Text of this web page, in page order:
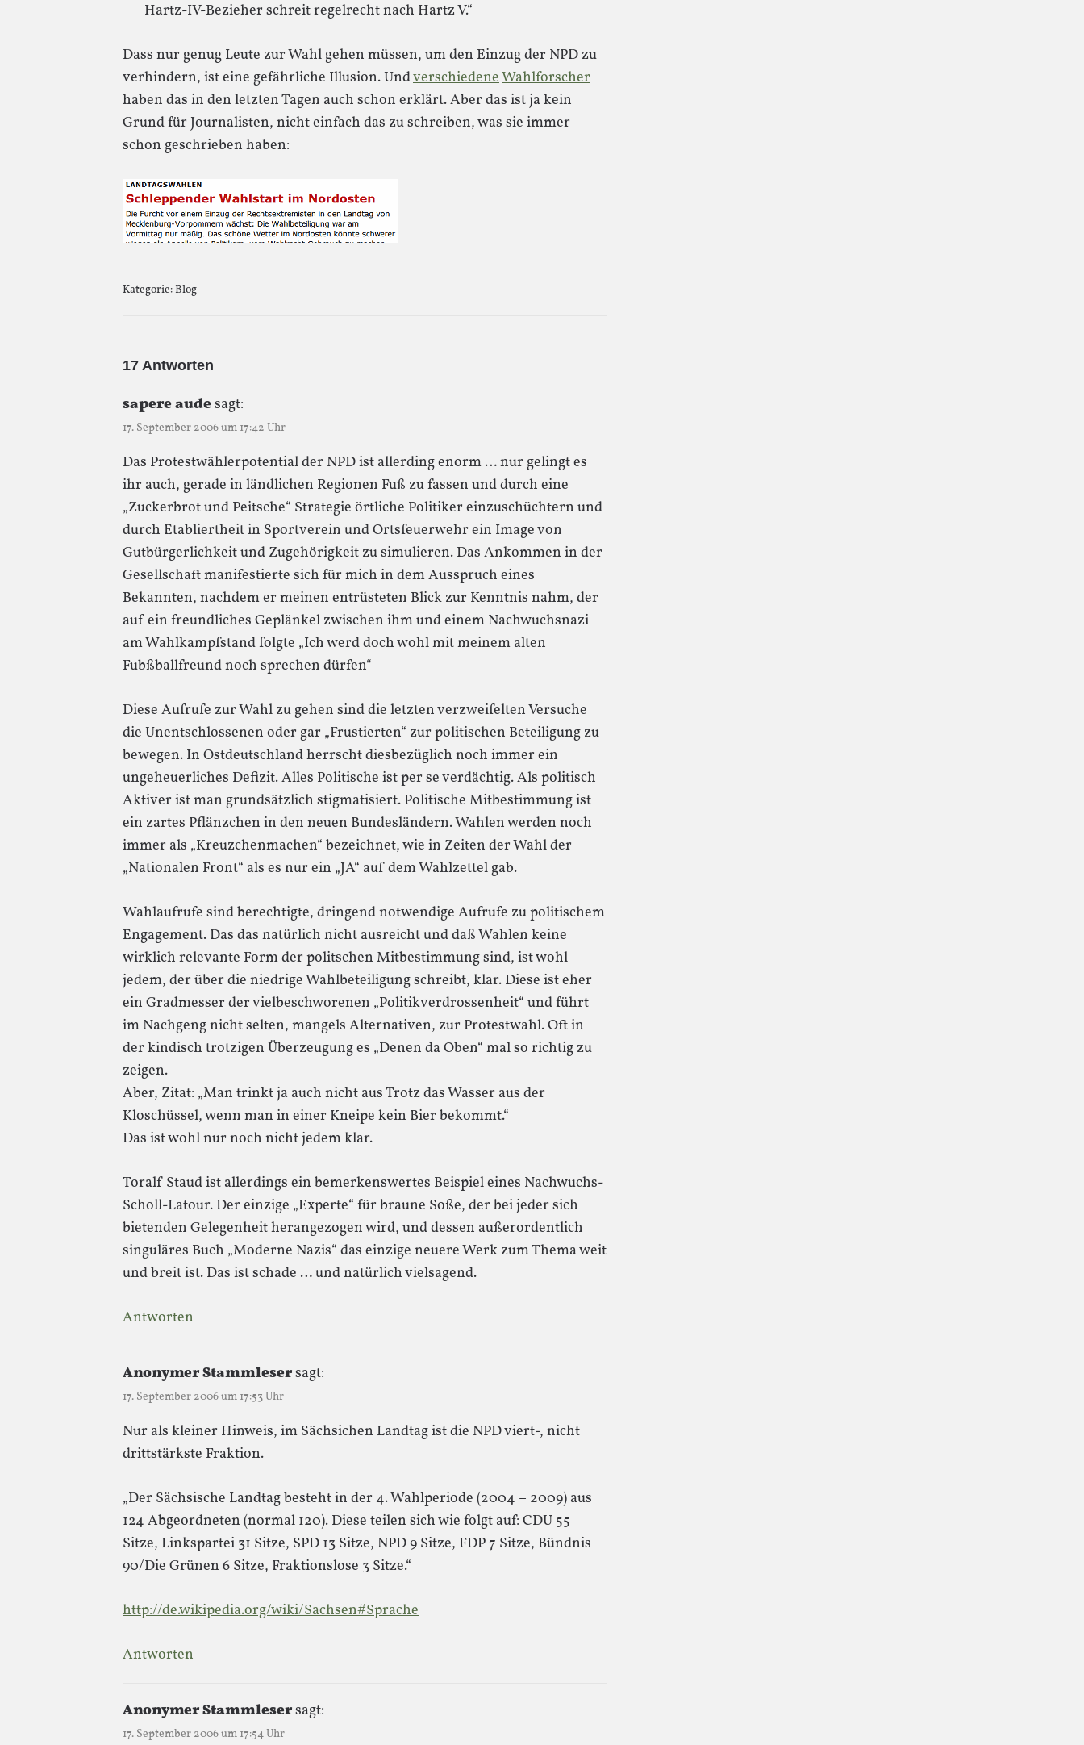
Hartz-IV-Bezieher schreit regelrecht nach Hartz V.“
Dass nur genug Leute zur Wahl gehen müssen, um den Einzug der NPD zu
verhindern, ist eine gefährliche Illusion. UndverschiedeneWahlforscher
haben das in den letzten Tagen auch schon erklärt. Aber das ist ja kein
Grund für Journalisten, nicht einfach das zu schreiben, was sie immer
schon geschrieben haben:
Kategorie:Blog
17 Antworten
sapere audesagt:
17. September 2006 um 17:42 Uhr
Das Protestwählerpotential der NPD ist allerding enorm … nur gelingt es
ihr auch, gerade in ländlichen Regionen Fuß zu fassen und durch eine
„Zuckerbrot und Peitsche“ Strategie örtliche Politiker einzuschüchtern und
durch Etabliertheit in Sportverein und Ortsfeuerwehr ein Image von
Gutbürgerlichkeit und Zugehörigkeit zu simulieren. Das Ankommen in der
Gesellschaft manifestierte sich für mich in dem Ausspruch eines
Bekannten, nachdem er meinen entrüsteten Blick zur Kenntnis nahm, der
auf ein freundliches Geplänkel zwischen ihm und einem Nachwuchsnazi
am Wahlkampfstand folgte „Ich werd doch wohl mit meinem alten
Fubßballfreund noch sprechen dürfen“
Diese Aufrufe zur Wahl zu gehen sind die letzten verzweifelten Versuche
die Unentschlossenen oder gar „Frustierten“ zur politischen Beteiligung zu
bewegen. In Ostdeutschland herrscht diesbezüglich noch immer ein
ungeheuerliches Defizit. Alles Politische ist per se verdächtig. Als politisch
Aktiver ist man grundsätzlich stigmatisiert. Politische Mitbestimmung ist
ein zartes Pflänzchen in den neuen Bundesländern. Wahlen werden noch
immer als „Kreuzchenmachen“ bezeichnet, wie in Zeiten der Wahl der
„Nationalen Front“ als es nur ein „JA“ auf dem Wahlzettel gab.
Wahlaufrufe sind berechtigte, dringend notwendige Aufrufe zu politischem
Engagement. Das das natürlich nicht ausreicht und daß Wahlen keine
wirklich relevante Form der politschen Mitbestimmung sind, ist wohl
jedem, der über die niedrige Wahlbeteiligung schreibt, klar. Diese ist eher
ein Gradmesser der vielbeschworenen „Politikverdrossenheit“ und führt
im Nachgeng nicht selten, mangels Alternativen, zur Protestwahl. Oft in
der kindisch trotzigen Überzeugung es „Denen da Oben“ mal so richtig zu
zeigen.
Aber, Zitat: „Man trinkt ja auch nicht aus Trotz das Wasser aus der
Kloschüssel, wenn man in einer Kneipe kein Bier bekommt.“
Das ist wohl nur noch nicht jedem klar.
Toralf Staud ist allerdings ein bemerkenswertes Beispiel eines Nachwuchs-
Scholl-Latour. Der einzige „Experte“ für braune Soße, der bei jeder sich
bietenden Gelegenheit herangezogen wird, und dessen außerordentlich
singuläres Buch „Moderne Nazis“ das einzige neuere Werk zum Thema weit
und breit ist. Das ist schade … und natürlich vielsagend.
Antworten
Anonymer Stammlesersagt:
17. September 2006 um 17:53 Uhr
Nur als kleiner Hinweis, im Sächsichen Landtag ist die NPD viert-, nicht
drittstärkste Fraktion.
„Der Sächsische Landtag besteht in der 4. Wahlperiode (2004 – 2009) aus
124 Abgeordneten (normal 120). Diese teilen sich wie folgt auf: CDU 55
Sitze, Linkspartei 31 Sitze, SPD 13 Sitze, NPD 9 Sitze, FDP 7 Sitze, Bündnis
90/Die Grünen 6 Sitze, Fraktionslose 3 Sitze.“
http://de.wikipedia.org/wiki/Sachsen#Sprache
Antworten
Anonymer Stammlesersagt:
17. September 2006 um 17:54 Uhr